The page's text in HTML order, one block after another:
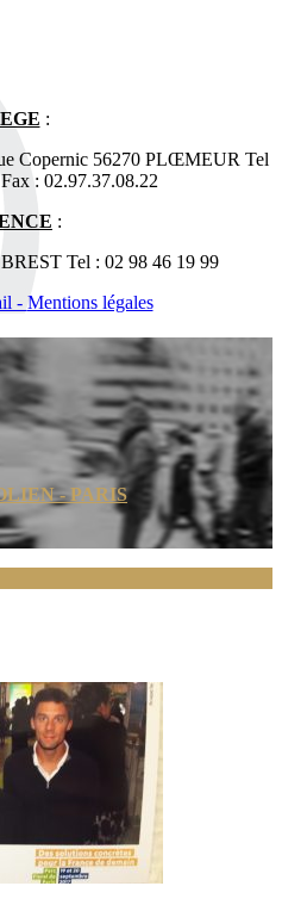
:
Copernic 56270 PLŒMEUR Tel
: 02.97.37.08.22
:
Tel : 02 98 46 19 99
- Mentions légales
- PARIS